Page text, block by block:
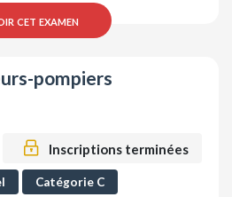
cet examen
pompiers
Inscriptions terminées
Catégorie C